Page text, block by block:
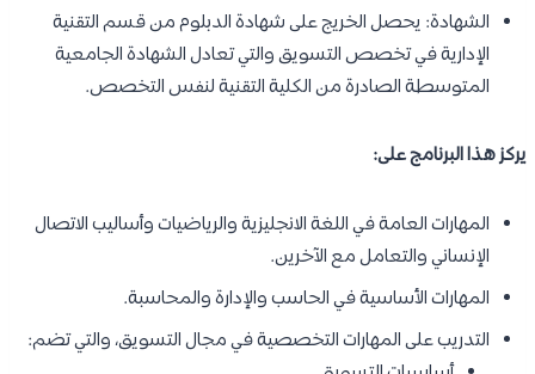
الشهادة: يحصل الخريج على شهادة الدبلوم من قسم التقنية
الإدارية في تخصص التسويق والتي تعادل الشهادة الجامعية
المتوسطة الصادرة من الكلية التقنية لنفس التخصص.
يركز هذا البرنامج على:
المهارات العامة في اللغة الانجليزية والرياضيات وأساليب الاتصال
الإنساني والتعامل مع الآخرين.
المهارات الأساسية في الحاسب والإدارة والمحاسبة.
التدريب على المهارات التخصصية في مجال التسويق، والتي تضم: